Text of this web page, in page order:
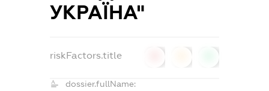
УКРАЇНА"
riskFactors.title
dossier.fullName: